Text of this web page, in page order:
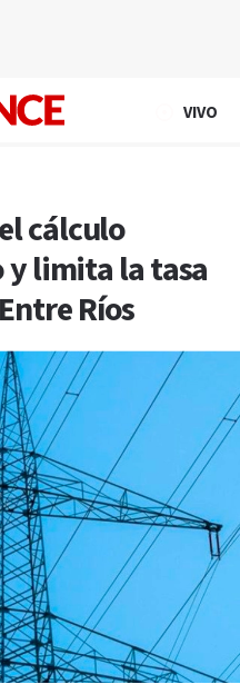
VIVO
cálculo
limita la tasa
Ríos